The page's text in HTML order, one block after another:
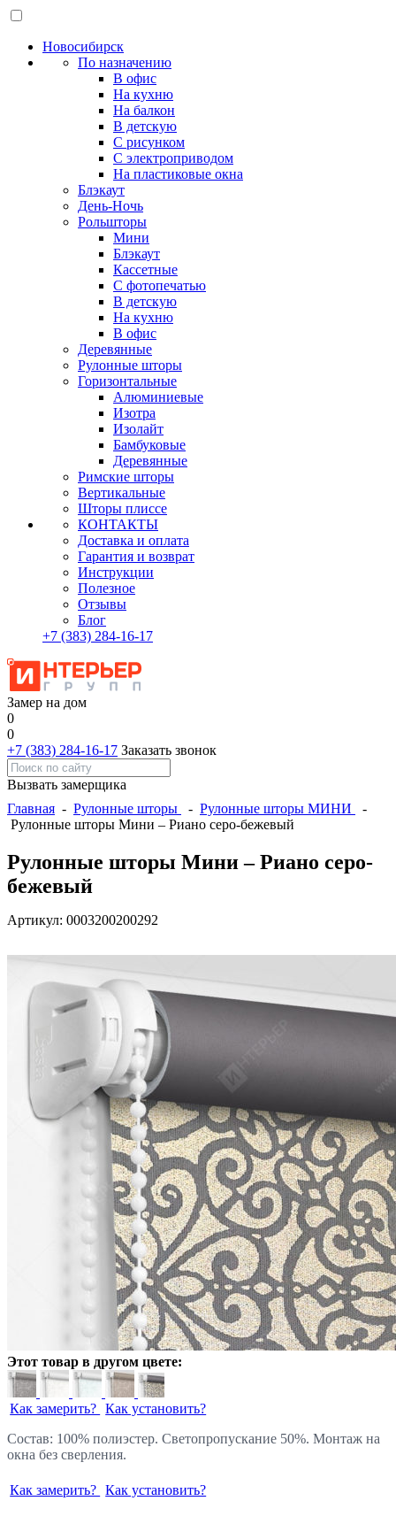
Новосибирск
По назначению
В офис
На кухню
На балкон
В детскую
С рисунком
С электроприводом
На пластиковые окна
Блэкаут
День-Ночь
Рольшторы
Мини
Блэкаут
Кассетные
С фотопечатью
В детскую
На кухню
В офис
Деревянные
Рулонные шторы
Горизонтальные
Алюминиевые
Изотра
Изолайт
Бамбуковые
Деревянные
Римские шторы
Вертикальные
Шторы плиссе
КОНТАКТЫ
Доставка и оплата
Гарантия и возврат
Инструкции
Полезное
Отзывы
Блог
+7 (383) 284-16-17
Замер на дом
0
0
+7 (383) 284-16-17 Заказать звонок
Вызвать замерщика
Главная - Рулонные шторы - Рулонные шторы МИНИ
-
Рулонные шторы Мини – Риано серо-бежевый
Рулонные шторы Мини – Риано серо-
бежевый
Артикул: 0003200200292
Этот товар в другом цвете:
Как замерить? Как установить?
Состав: 100% полиэстер. Светопропускание 50%. Монтаж на
окна без сверления.
Как замерить? Как установить?